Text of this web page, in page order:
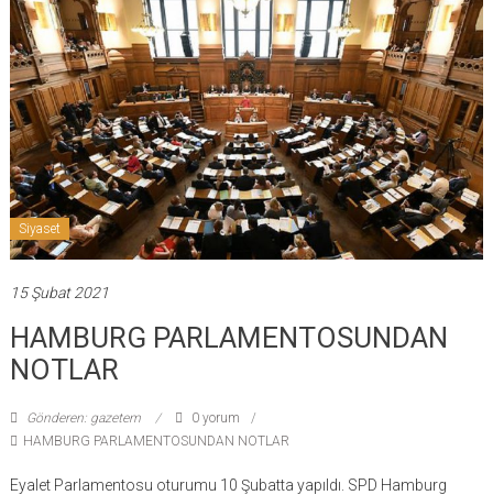
Siyaset
15 Şubat 2021
HAMBURG PARLAMENTOSUNDAN
NOTLAR
Gönderen: gazetem
0 yorum
HAMBURG PARLAMENTOSUNDAN NOTLAR
Eyalet Parlamentosu oturumu 10 Şubatta yapıldı. SPD Hamburg